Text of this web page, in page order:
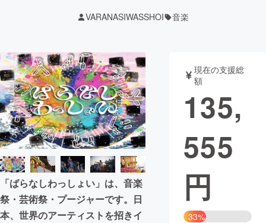
テクノロジー・ガジェット
映像・映画 書籍・雑誌
ビジネス・起業 チャレンジ
まちづくり・地域活性化
CAMPFIRE for Social Good
CAMPFIRE Creation
VARANASIWASSHOI 音楽
「ばらなしわっしょい」は、音楽
祭・芸術祭・プージャーです。日
本、世界のアーティストを招きイ
現在の支援総
額
135,
555
円
33%